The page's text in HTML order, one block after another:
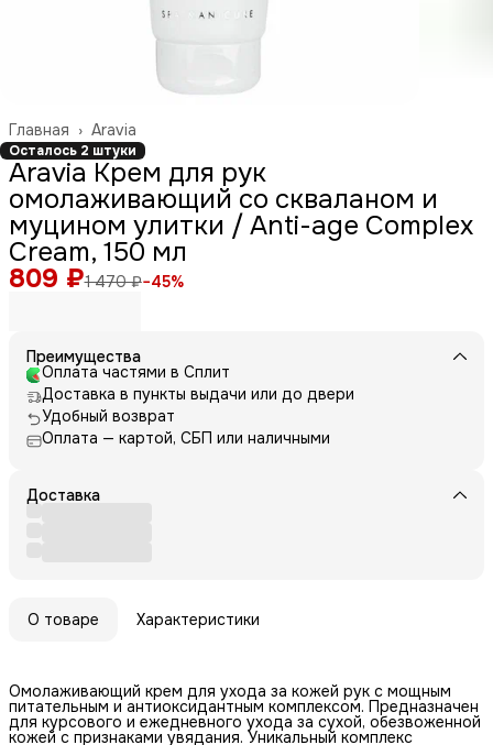
Aravia
Главная ›
Осталось 2 штуки
Aravia Крем для рук
омолаживающий со скваланом и
муцином улитки / Anti-age Complex
Cream, 150 мл
809 ₽1 470 ₽−45%
Преимущества
Оплата частями в Сплит
Доставка в пункты выдачи или до двери
Удобный возврат
Оплата — картой, СБП или наличными
Доставка
О товаре Характеристики
Омолаживающий крем для ухода за кожей рук с мощным
питательным и антиоксидантным комплексом. Предназначен
для курсового и ежедневного ухода за сухой, обезвоженной
кожей с признаками увядания. Уникальный комплекс